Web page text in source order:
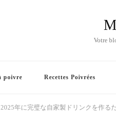
Votre
poivre Recettes Poivrées
年に完璧な自家製ドリンクを作る